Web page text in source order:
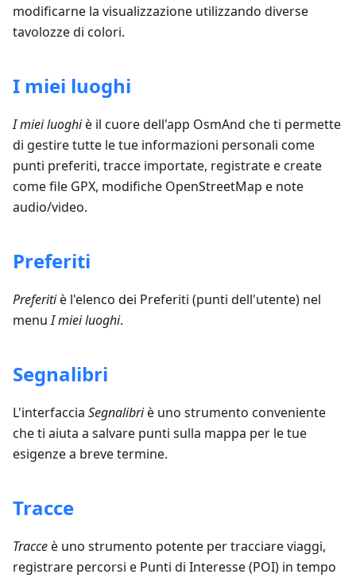
modificarne la visualizzazione utilizzando diverse
tavolozze di colori.
I miei luoghi
I miei luoghiè il cuore dell'app OsmAnd che ti permette
di gestire tutte le tue informazioni personali come
punti preferiti, tracce importate, registrate e create
come file GPX, modifiche OpenStreetMap e note
audio/video.
Preferiti
Preferitiè l'elenco dei Preferiti (punti dell'utente) nel
menuI miei luoghi.
Segnalibri
L'interfaccia Segnalibriè uno strumento conveniente
che ti aiuta a salvare punti sulla mappa per le tue
esigenze a breve termine.
Tracce
Tracceè uno strumento potente per tracciare viaggi,
registrare percorsi e Punti di Interesse (POI) in tempo